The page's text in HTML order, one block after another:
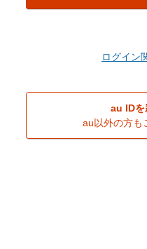
ログイン
au IDを
au以外の方も